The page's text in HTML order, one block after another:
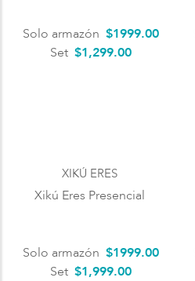
Solo armazón $1999.00
Set $1,299.00
XIKÚ ERES
Xikú Eres Presencial
Solo armazón $1999.00
Set $1,999.00